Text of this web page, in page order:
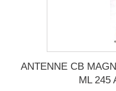
ANTENNE CB
ML 245